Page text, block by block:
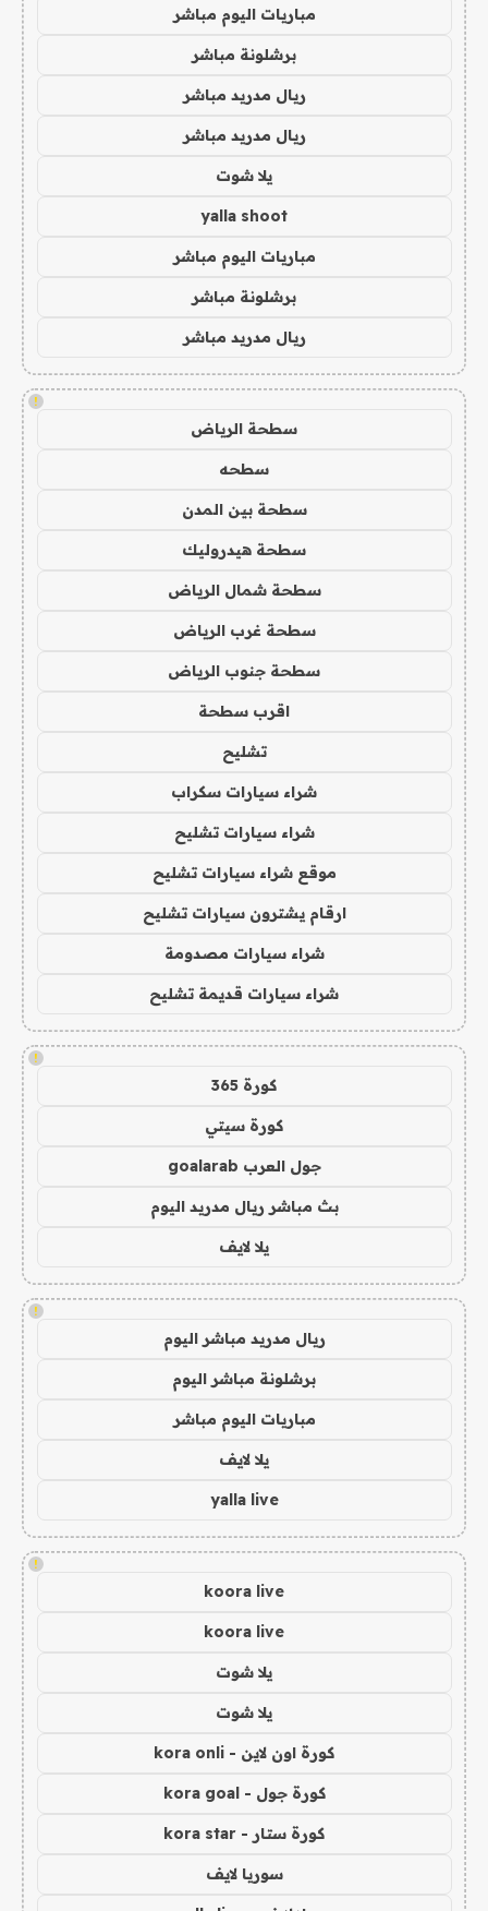
مباريات اليوم مباشر
برشلونة مباشر
ريال مدريد مباشر
ريال مدريد مباشر
يلا شوت
yalla shoot
مباريات اليوم مباشر
برشلونة مباشر
ريال مدريد مباشر
!
سطحة الرياض
سطحه
سطحة بين المدن
سطحة هيدروليك
سطحة شمال الرياض
سطحة غرب الرياض
سطحة جنوب الرياض
اقرب سطحة
تشليح
شراء سيارات سكراب
شراء سيارات تشليح
موقع شراء سيارات تشليح
ارقام يشترون سيارات تشليح
شراء سيارات مصدومة
شراء سيارات قديمة تشليح
!
كورة 365
كورة سيتي
جول العرب goalarab
بث مباشر ريال مدريد اليوم
يلا لايف
!
ريال مدريد مباشر اليوم
برشلونة مباشر اليوم
مباريات اليوم مباشر
يلا لايف
yalla live
!
koora live
koora live
يلا شوت
يلا شوت
كورة اون لاين - kora onli
كورة جول - kora goal
كورة ستار - kora star
سوريا لايف